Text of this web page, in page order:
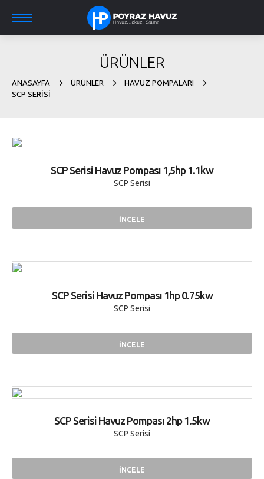
ÜRÜNLER
ANASAYFA ÜRÜNLER
HAVUZ POMPALARI
SCP SERISI
SCP Serisi Havuz Pompası 1,5hp 1.1kw
SCP Serisi
İNCELE
SCP Serisi Havuz Pompası 1hp 0.75kw
SCP Serisi
İNCELE
SCP Serisi Havuz Pompası 2hp 1.5kw
SCP Serisi
İNCELE